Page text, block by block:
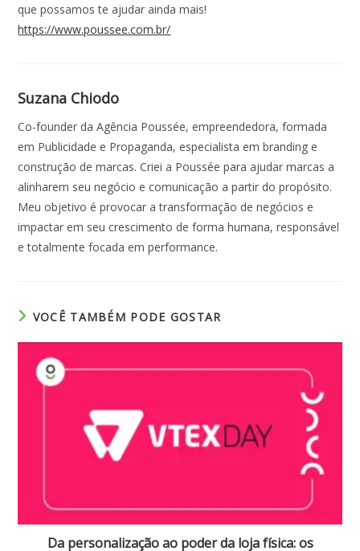
que possamos te ajudar ainda mais!
https://www.poussee.com.br/
Suzana Chiodo
Co-founder da Agência Poussée, empreendedora, formada
em Publicidade e Propaganda, especialista em branding e
construção de marcas. Criei a Poussée para ajudar marcas a
alinharem seu negócio e comunicação a partir do propósito.
Meu objetivo é provocar a transformação de negócios e
impactar em seu crescimento de forma humana, responsável
e totalmente focada em performance.
VOCÊ TAMBÉM PODE GOSTAR
Da personalização ao poder da loja física: os